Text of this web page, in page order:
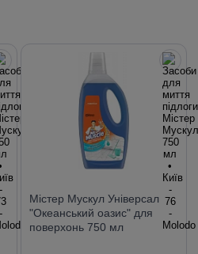
Містер Мускул Універсал
"Океанський оазис" для
поверхонь 750 мл